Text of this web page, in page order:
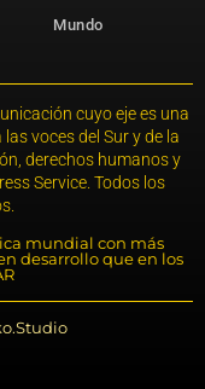
Mundo
cuyo eje es una
voces del Sur y de la
derechos humanos y
Service. Todos los
mundial con más
desarrollo que en los